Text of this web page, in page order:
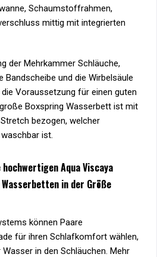
Schaumstoffrahmen,
mittig mit integrierten
der Mehrkammer Schläuche,
Bandscheibe und die Wirbelsäule
Voraussetzung für einen guten
Boxspring Wasserbett ist mit
bezogen, welcher
ist.
Aqua Viscaya
in der Größe
können Paare
für ihren Schlafkomfort wählen,
in den Schläuchen. Mehr